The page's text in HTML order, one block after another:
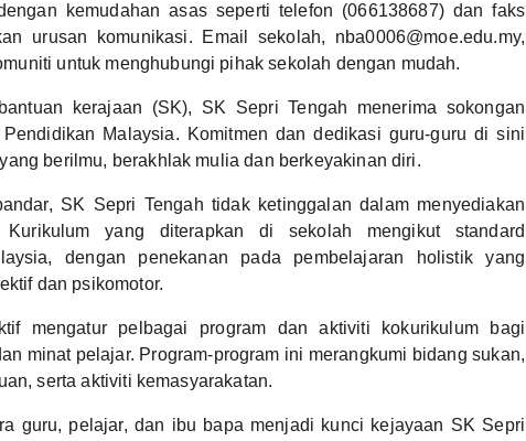
kemudahan asas seperti telefon (066138687) dan faks
urusan komunikasi. Email sekolah, nba0006@moe.edu.my,
untuk menghubungi pihak sekolah dengan mudah.
kerajaan (SK), SK Sepri Tengah menerima sokongan
Malaysia. Komitmen dan dedikasi guru-guru di sini
berilmu, berakhlak mulia dan berkeyakinan diri.
SK Sepri Tengah tidak ketinggalan dalam menyediakan
yang diterapkan di sekolah mengikut standard
dengan penekanan pada pembelajaran holistik yang
dan psikomotor.
mengatur pelbagai program dan aktiviti kokurikulum bagi
minat pelajar. Program-program ini merangkumi bidang sukan,
serta aktiviti kemasyarakatan.
guru, pelajar, dan ibu bapa menjadi kunci kejayaan SK Sepri